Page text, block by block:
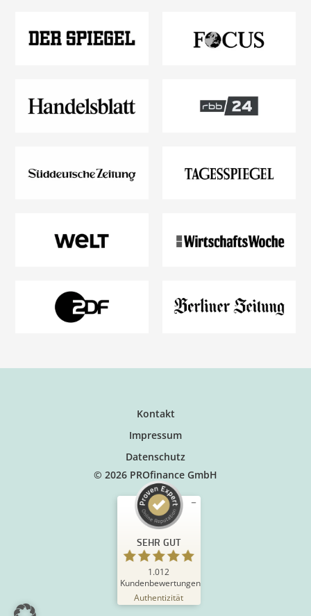
Kontakt
Impressum
Datenschutz
© 2026 PROfinance GmbH
SEHR GUT
1.012
Kundenbewertungen
Authentizität